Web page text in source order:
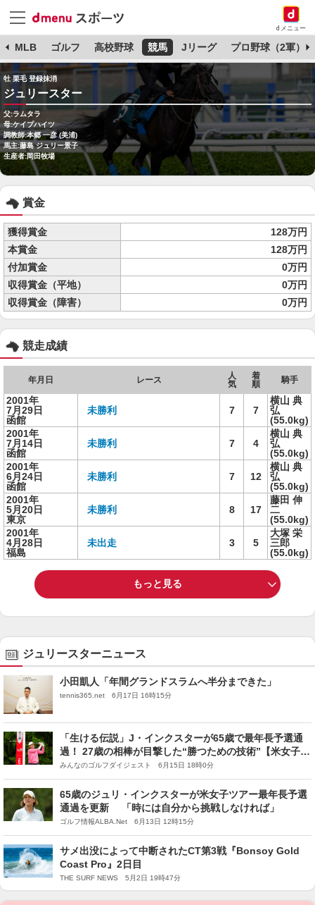
dメニュー
MLB ゴルフ 高校野球 競馬 Jリーグ プロ野球（2軍）
牡 栗毛 登録抹消
ジュリースター
父:ラムタラ
母:ケイプハイツ
調教師:本郷 一彦 (美浦)
馬主:藤島 ジュリー景子
生産者:岡田牧場
賞金
獲得賞金
128万円
本賞金
128万円
付加賞金
0万円
収得賞金（平地）
0万円
収得賞金（障害）
0万円
競走成績
年月日 レース
人
気
着
順
騎手
2001年
7月29日
函館
未勝利 7 7
横山 典
弘
(55.0kg)
2001年
7月14日
函館
未勝利 7 4
横山 典
弘
(55.0kg)
2001年
6月24日
函館
未勝利 7 12
横山 典
弘
(55.0kg)
2001年
5月20日
東京
未勝利 8 17
藤田 伸
二
(55.0kg)
2001年
4月28日
福島
未出走 3 5
大塚 栄
三郎
(55.0kg)
もっと見る
ジュリースターニュース
小田凱人「年間グランドスラムへ半分まできた」
tennis365.net 6月17日 16時15分
「生ける伝説」J・インクスターが65歳で最年長予選通
過！ 27歳の相棒が目撃した“勝つための技術”【米女子ツ
アー】
みんなのゴルフダイジェスト 6月15日 18時0分
65歳のジュリ・インクスターが米女子ツアー最年長予選
通過を更新 「時には自分から挑戦しなければ」
ゴルフ情報ALBA.Net 6月13日 12時15分
サメ出没によって中断されたCT第3戦『Bonsoy Gold
Coast Pro』2日目
THE SURF NEWS 5月2日 19時47分